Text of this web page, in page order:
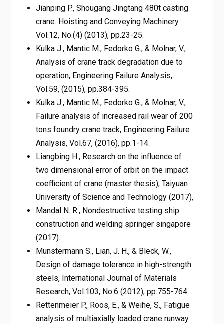
Jianping P., Shougang Jingtang 480t casting
crane. Hoisting and Conveying Machinery
Vol.12, No.(4) (2013), pp.23-25.
Kulka J., Mantic M., Fedorko G., & Molnar, V.,
Analysis of crane track degradation due to
operation, Engineering Failure Analysis,
Vol.59, (2015), pp.384-395.
Kulka J., Mantic M., Fedorko G., & Molnar, V.,
Failure analysis of increased rail wear of 200
tons foundry crane track, Engineering Failure
Analysis, Vol.67, (2016), pp.1-14.
Liangbing H., Research on the influence of
two dimensional error of orbit on the impact
coefficient of crane (master thesis), Taiyuan
University of Science and Technology (2017),
Mandal N. R., Nondestructive testing ship
construction and welding springer singapore
(2017).
Munstermann S., Lian, J. H., & Bleck, W.,
Design of damage tolerance in high-strength
steels, International Journal of Materials
Research, Vol.103, No.6 (2012), pp.755-764.
Rettenmeier P., Roos, E., & Weihe, S., Fatigue
analysis of multiaxially loaded crane runway